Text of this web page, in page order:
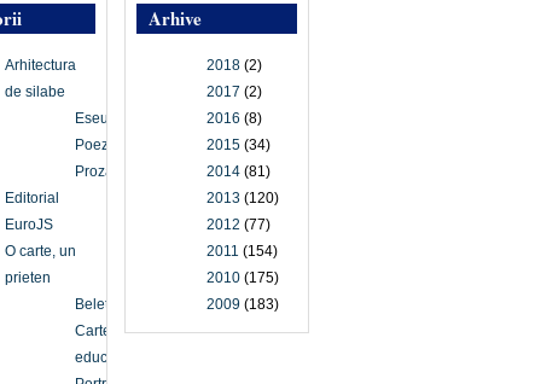
Arhive
2018 (2)
2017 (2)
2016 (8)
2015 (34)
2014 (81)
2013 (120)
2012 (77)
2011 (154)
2010 (175)
2009 (183)
Arhitectura
de silabe
Eseu
Poezie
Proză
Editorial
EuroJS
O carte, un
prieten
Beletristică
Carte
educațională